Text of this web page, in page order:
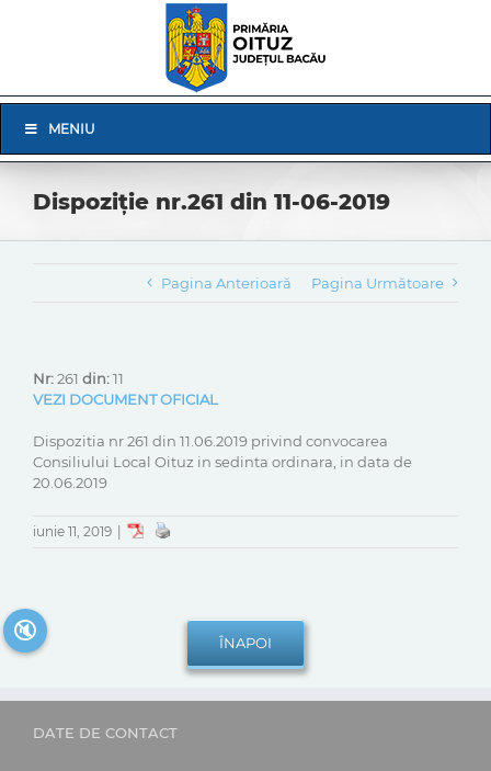
Navigation
MENIU
Dispoziție nr.261 din 11-06-2019
Pagina Anterioară Pagina Următoare
Nr:261 din:11
VEZI DOCUMENT OFICIAL
Dispozitia nr 261 din 11.06.2019 privind convocarea
Consiliului Local Oituz in sedinta ordinara, in data de
20.06.2019
iunie 11, 2019
DATE DE CONTACT
🔇